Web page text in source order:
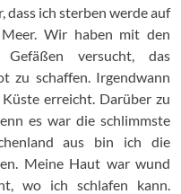
dass ich sterben werde auf
Wir haben mit den
versucht, das
zu schaffen. Irgendwann
erreicht. Darüber zu
es war die schlimmste
aus bin ich die
Meine Haut war wund
wo ich schlafen kann.